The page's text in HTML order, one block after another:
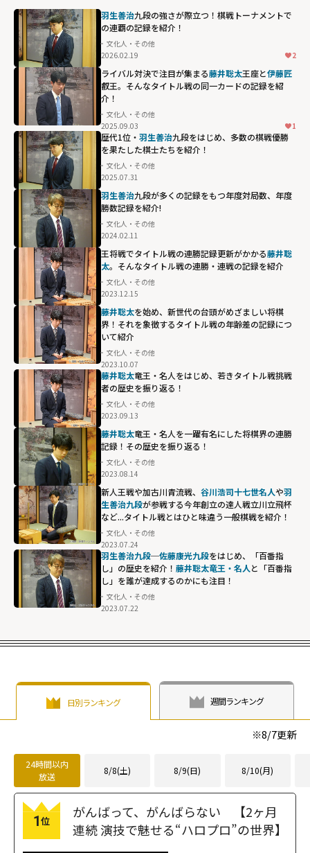
羽生善治九段の強さが際立つ！棋戦トーナメントで
の連覇の記録を紹介！
文化人・その他
2026.02.19
2
ライバル対決で注目が集まる藤井聡太王座と伊藤匠
叡王。そんなタイトル戦の同一カードの記録を紹
介！
文化人・その他
2025.09.03
1
歴代1位・ 羽生善治九段をはじめ、多数の棋戦優勝
を果たした棋士たちを紹介！
文化人・その他
2025.07.31
羽生善治九段が多くの記録をもつ年度対局数、年度
勝数記録を紹介!
文化人・その他
2024.02.11
王将戦でタイトル戦の連勝記録更新がかかる藤井聡
太。そんなタイトル戦の連勝・連戦の記録を紹介
文化人・その他
2023.12.15
藤井聡太を始め、新世代の台頭がめざましい将棋
界！それを象徴するタイトル戦の年齢差の記録につ
いて紹介
文化人・その他
2023.10.07
藤井聡太竜王・名人をはじめ、若きタイトル戦挑戦
者の歴史を振り返る！
文化人・その他
2023.09.13
藤井聡太竜王・名人を一躍有名にした将棋界の連勝
記録！その歴史を振り返る！
文化人・その他
2023.08.14
新人王戦や加古川青流戦、 谷川浩司十七世名人や羽
生善治九段が参戦する今年創立の達人戦立川立飛杯
など...タイトル戦とはひと味違う一般棋戦を紹介！
文化人・その他
2023.07.24
羽生善治九段─佐藤康光九段をはじめ、「百番指
し」の歴史を紹介！ 藤井聡太竜王・名人と「百番指
し」を誰が達成するのかにも注目！
文化人・その他
2023.07.22
日別ランキング 週間ランキング
※8/7更新
24時間以内
放送
8/8(土) 8/9(日) 8/10(月)
1位
がんばって、がんばらない 【2ヶ月
連続 演技で魅せる“ハロプロ”の世界】